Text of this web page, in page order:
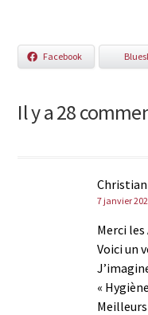
Facebook
Il y a 28
7 janvier
Merci les
Voici un
«